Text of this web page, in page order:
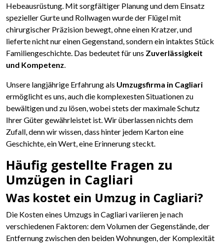
Hebeausrüstung. Mit sorgfältiger Planung und dem Einsatz
spezieller Gurte und Rollwagen wurde der Flügel mit
chirurgischer Präzision bewegt, ohne einen Kratzer, und
lieferte nicht nur einen Gegenstand, sondern ein intaktes Stück
Familiengeschichte. Das bedeutet für uns Zuverlässigkeit
und Kompetenz
Unsere langjährige Erfahrung als Umzugsfirma in Cagliari
ermöglicht es uns, auch die komplexesten Situationen zu
bewältigen und zu lösen, wobei stets der maximale Schutz
Ihrer Güter gewährleistet ist. Wir überlassen nichts dem
Zufall, denn wir wissen, dass hinter jedem Karton eine
Geschichte, ein Wert, eine Erinnerung steckt.
Häufig gestellte Fragen zu
Umzügen in Cagliari
Was kostet ein Umzug in Cagliari?
Die Kosten eines Umzugs in Cagliari variieren je nach
verschiedenen Faktoren: dem Volumen der Gegenstände, der
Entfernung zwischen den beiden Wohnungen, der Komplexität